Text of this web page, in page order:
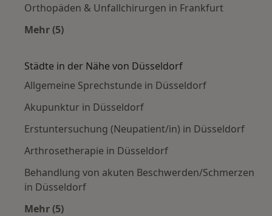
Orthopäden & Unfallchirurgen in Frankfurt
Mehr (5)
Städte in der Nähe von Düsseldorf
Allgemeine Sprechstunde in Düsseldorf
Akupunktur in Düsseldorf
Erstuntersuchung (Neupatient/in) in Düsseldorf
Arthrosetherapie in Düsseldorf
Behandlung von akuten Beschwerden/Schmerzen
in Düsseldorf
Mehr (5)